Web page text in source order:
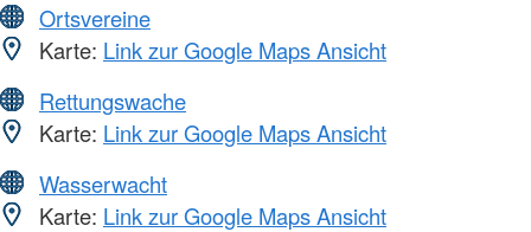
Ortsvereine
Karte: Link zur Google Maps Ansicht
Rettungswache
Karte: Link zur Google Maps Ansicht
Wasserwacht
Karte: Link zur Google Maps Ansicht